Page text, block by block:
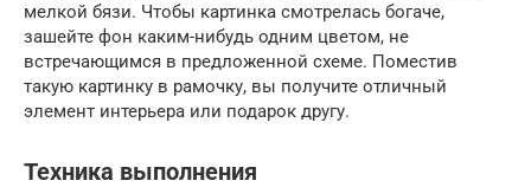
мелкой бязи. Чтобы картинка смотрелась богаче,
зашейте фон каким-нибудь одним цветом, не
встречающимся в предложенной схеме. Поместив
такую картинку в рамочку, вы получите отличный
элемент интерьера или подарок другу.
Техника выполнения